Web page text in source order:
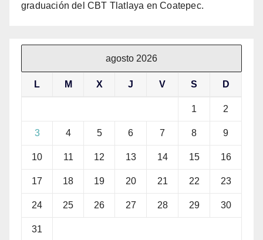
graduación del CBT Tlatlaya en Coatepec.
agosto 2026
L M X J V S D
1 2
3 4 5 6 7 8 9
10 11 12 13 14 15 16
17 18 19 20 21 22 23
24 25 26 27 28 29 30
31